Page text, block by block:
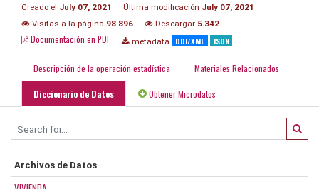
Creado el July 07, 2021 Última modificación July 07, 2021
Visitas a la página 98.896 Descargar 5.342
Documentación en PDF metadata DDI/XML JSON
Descripción de la operación estadística Materiales Relacionados
Diccionario de Datos Obtener Microdatos
Archivos de Datos